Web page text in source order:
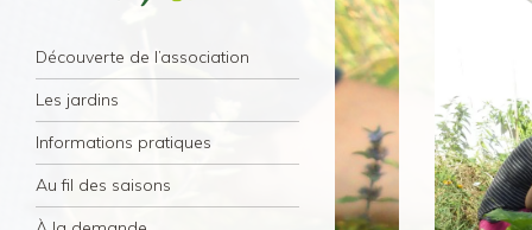
Culture(s) en Herbe(s)
Association Culture(s) en Herbe(s) – Paris
11éme
Navigation
Aller au contenu principal
Découverte de l’association
Les jardins
Informations pratiques
Au fil des saisons